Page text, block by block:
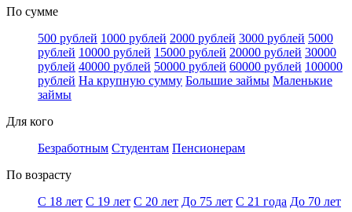
По сумме
500 рублей 1000 рублей 2000 рублей 3000 рублей 5000
рублей 10000 рублей 15000 рублей 20000 рублей 30000
рублей 40000 рублей 50000 рублей 60000 рублей 100000
рублей На крупную сумму Большие займы Маленькие
займы
Для кого
Безработным Студентам Пенсионерам
По возрасту
С 18 лет С 19 лет С 20 лет До 75 лет С 21 года До 70 лет